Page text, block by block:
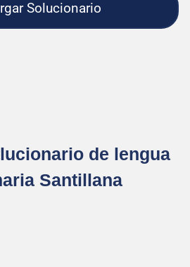
Solucionario
de lengua
Santillana